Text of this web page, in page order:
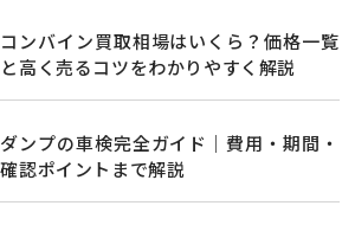
コンバイン買取相場はいくら？価格一覧
と高く売るコツをわかりやすく解説
ダンプの車検完全ガイド｜費用・期間・
確認ポイントまで解説